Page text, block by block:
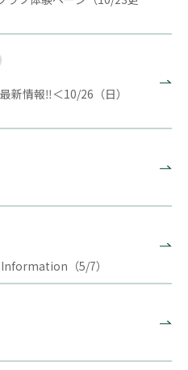
新情報‼＜10/26（日）
（5/7）